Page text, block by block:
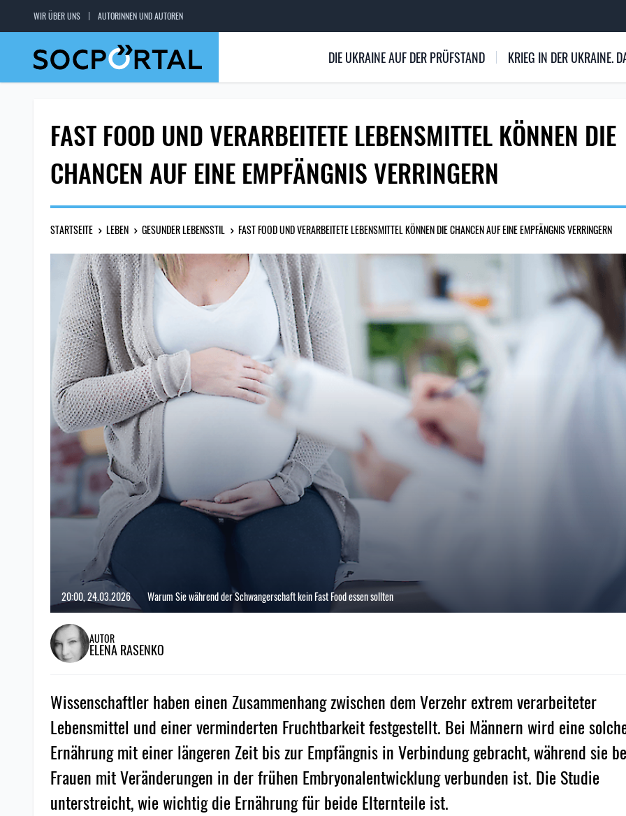
WIR ÜBER UNS AUTORINNEN UND AUTOREN
DIE UKRAINE AUF DER PRÜFSTAND KRIEG IN DER UKRAINE.
FAST FOOD UND VERARBEITETE LEBENSMITTEL KÖNNEN DIE
CHANCEN AUF EINE EMPFÄNGNIS VERRINGERN
STARTSEITE LEBEN GESUNDER LEBENSSTIL FAST FOOD UND VERARBEITETE LEBENSMITTEL KÖNNEN DIE CHANCEN AUF EINE EMPFÄNGNIS VERRINGERN
20:00, 24.03.2026 Warum Sie während der Schwangerschaft kein Fast Food essen sollten
AUTOR
ELENA RASENKO
Wissenschaftler haben einen Zusammenhang zwischen dem Verzehr extrem verarbeiteter
Lebensmittel und einer verminderten Fruchtbarkeit festgestellt. Bei Männern wird eine
Ernährung mit einer längeren Zeit bis zur Empfängnis in Verbindung gebracht, während sie
Frauen mit Veränderungen in der frühen Embryonalentwicklung verbunden ist. Die Studie
unterstreicht, wie wichtig die Ernährung für beide Elternteile ist.